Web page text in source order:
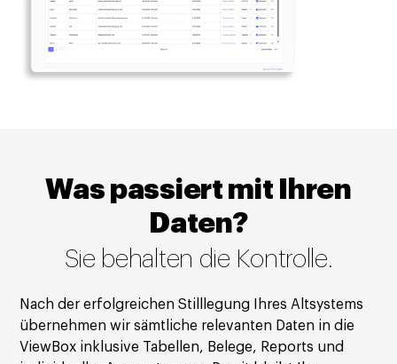
Was passiert mit Ihren
Daten?
Sie behalten die Kontrolle.
Nach der erfolgreichen Stilllegung Ihres Altsystems
übernehmen wir sämtliche relevanten Daten in die
ViewBox inklusive Tabellen, Belege, Reports und